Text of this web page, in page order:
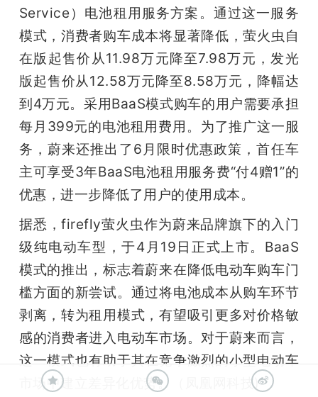
Service）电池租用服务方案。通过这一服务
模式，消费者购车成本将显著降低，萤火虫自
在版起售价从11.98万元降至7.98万元，发光
版起售价从12.58万元降至8.58万元，降幅达
到4万元。采用BaaS模式购车的用户需要承担
每月399元的电池租用费用。为了推广这一服
务，蔚来还推出了6月限时优惠政策，首任车
主可享受3年BaaS电池租用服务费“付4赠1”的
优惠，进一步降低了用户的使用成本。
据悉，firefly萤火虫作为蔚来品牌旗下的入门
级纯电动车型，于4月19日正式上市。BaaS
模式的推出，标志着蔚来在降低电动车购车门
槛方面的新尝试。通过将电池成本从购车环节
剥离，转为租用模式，有望吸引更多对价格敏
感的消费者进入电动车市场。对于蔚来而言，
这一模式也有助于其在竞争激烈的小型电动车
市场中建立差异化优势。（凤凰网科技)